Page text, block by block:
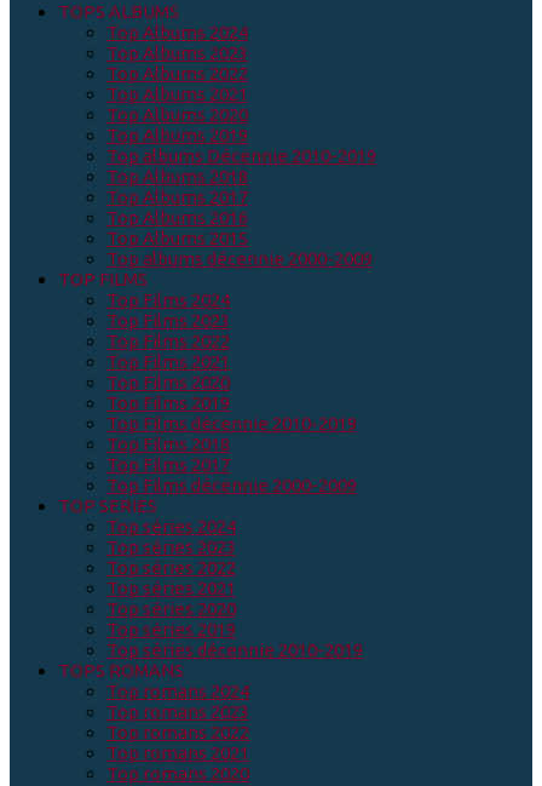
TOPS ALBUMS
Top Albums 2024
Top Albums 2023
Top Albums 2022
Top Albums 2021
Top Albums 2020
Top Albums 2019
Top albums Décennie 2010-2019
Top Albums 2018
Top Albums 2017
Top Albums 2016
Top Albums 2015
Top albums décennie 2000-2009
TOP FILMS
Top Films 2024
Top Films 2023
Top Films 2022
Top Films 2021
Top Films 2020
Top Films 2019
Top Films décennie 2010-2019
Top Films 2018
Top Films 2017
Top Films décennie 2000-2009
TOP SERIES
Top séries 2024
Top séries 2023
Top séries 2022
Top séries 2021
Top séries 2020
Top séries 2019
Top séries décennie 2010-2019
TOPS ROMANS
Top romans 2024
Top romans 2023
Top romans 2022
Top romans 2021
Top romans 2020